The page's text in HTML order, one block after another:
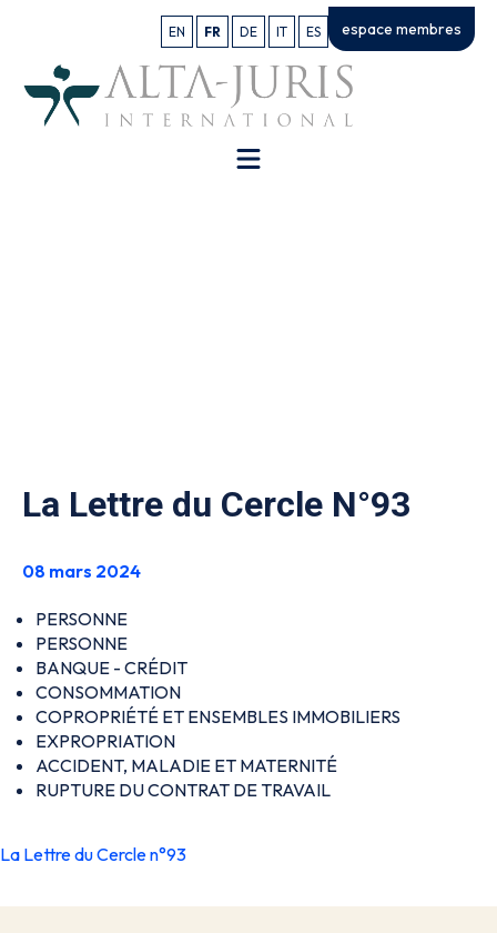
EN FR DE IT ES espace membres
La Lettre du Cercle N°93
08 mars 2024
PERSONNE
PERSONNE
BANQUE - CRÉDIT
CONSOMMATION
COPROPRIÉTÉ ET ENSEMBLES IMMOBILIERS
EXPROPRIATION
ACCIDENT, MALADIE ET MATERNITÉ
RUPTURE DU CONTRAT DE TRAVAIL
La Lettre du Cercle n°93